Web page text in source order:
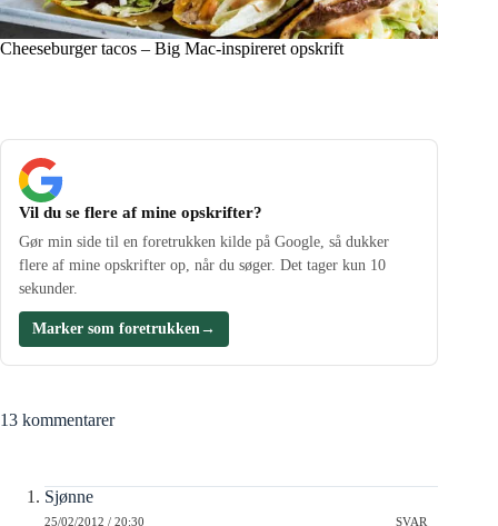
Cheeseburger tacos – Big Mac-inspireret opskrift
Vil du se flere af mine opskrifter?
Gør min side til en foretrukken kilde på Google, så dukker
flere af mine opskrifter op, når du søger. Det tager kun 10
sekunder.
Marker som foretrukken→
13 kommentarer
Sjønne
25/02/2012 / 20:30 SVAR